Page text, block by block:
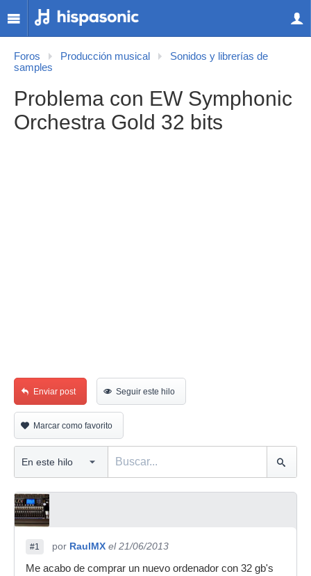
Foros Producción musical
Sonidos y librerías de
samples
Problema con EW Symphonic
Orchestra Gold 32 bits
Enviar post Seguir este hilo
Marcar como favorito
#1 por RaulMX el 21/06/2013
Me acabo de comprar un nuevo ordenador con 32 gb's